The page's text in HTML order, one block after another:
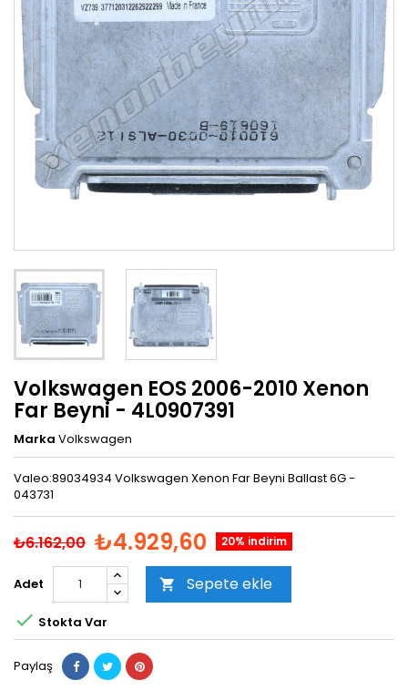
Volkswagen EOS 2006-2010 Xenon
Far Beyni - 4L0907391
Marka Volkswagen
Valeo:89034934 Volkswagen Xenon Far Beyni Ballast 6G -
043731
₺6.162,00 ₺4.929,60 20% indirim
Adet  Sepete ekle
 Stokta Var
Paylaş